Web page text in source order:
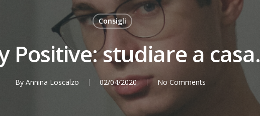
Consigli
Positive: studiare a casa.
By Annina Loscalzo 02/04/2020 No Comments